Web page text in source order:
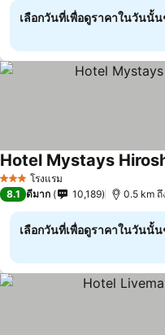
เลือกวันที่เพื่อดูราคาในวันนั้น
3 ดาว โรงแรม
Hotel Mystays
8.1 ดีมาก 10,189 0.5 km ถึ
เลือกวันที่เพื่อดูราคาในวันนั้น